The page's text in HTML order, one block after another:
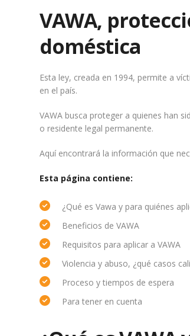
VAWA,
doméstica
Esta ley, creada en 1994, permite a
en el país.
VAWA busca proteger a quienes han
o residente legal permanente.
Aquí encontrará la información que
Esta página contiene:
¿Qué es Vawa y para quiénes
Beneficios de VAWA
Requisitos para aplicar a VAWA
Violencia y abuso, ¿qué casos
Proceso y tiempos de espera
Para tener en cuenta